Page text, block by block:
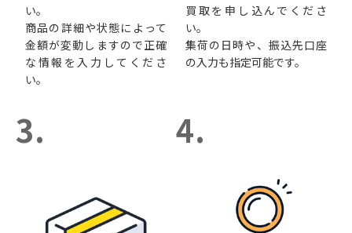
い。
商品の詳細や状態によって
金額が変動しますので正確
な情報を入力してくださ
い。
買取を申し込んでくださ
い。
集荷の日時や、振込先口座
の入力も指定可能です。
3. 4.